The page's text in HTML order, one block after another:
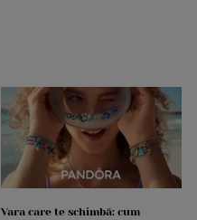
Vara care te schimbă: cum